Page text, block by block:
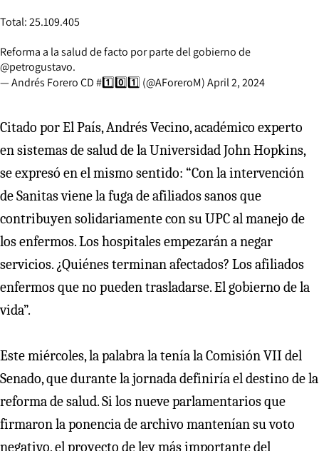
Total: 25.109.405
Reforma a la salud de facto por parte del gobierno de
@petrogustavo.
— Andrés Forero CD #1️⃣0️⃣1️⃣ (@AForeroM)April 2, 2024
Citado por El País, Andrés Vecino, académico experto
en sistemas de salud de la Universidad John Hopkins,
se expresó en el mismo sentido: “Con la intervención
de Sanitas viene la fuga de afiliados sanos que
contribuyen solidariamente con su UPC al manejo de
los enfermos. Los hospitales empezarán a negar
servicios. ¿Quiénes terminan afectados? Los afiliados
enfermos que no pueden trasladarse. El gobierno de la
vida”.
Este miércoles, la palabra la tenía la Comisión VII del
Senado, que durante la jornada definiría el destino de la
reforma de salud. Si los nueve parlamentarios que
firmaron la ponencia de archivo mantenían su voto
negativo, el proyecto de ley más importante del